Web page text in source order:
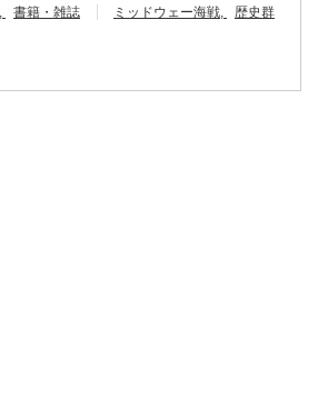
書籍・雑誌 ミッドウェー海戦
歴史群